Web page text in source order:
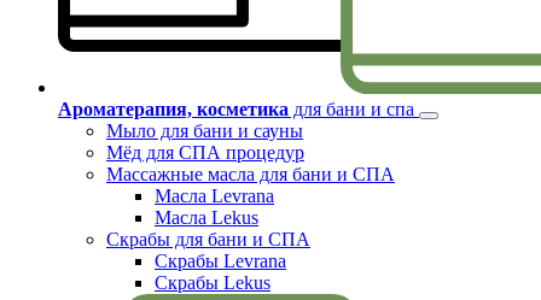
Ароматерапия, косметика для бани и спа
Мыло для бани и сауны
Мёд для СПА процедур
Массажные масла для бани и СПА
Масла Levrana
Масла Lekus
Скрабы для бани и СПА
Скрабы Levrana
Скрабы Lekus